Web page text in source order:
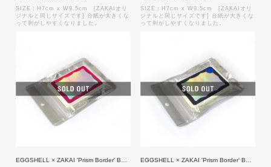
SIZE：H7cm x W9.5cm [ZAKAIオリ
ジナルと同じサイズです] 台紙が大きくな
って剥がしやすくなりました。
SIZE：H7cm x W9.5cm [ZAKAIオリ
ジナルと同じサイズです] 台紙が大きくな
って剥がしやすくなりました。